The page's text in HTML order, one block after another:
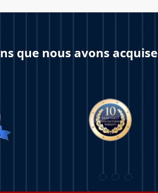
que nous avons